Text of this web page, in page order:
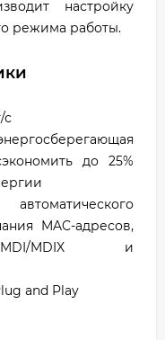
настройку
режима работы.
с
до 25%
MAC-адресов,
MDI/MDIX и
and Play